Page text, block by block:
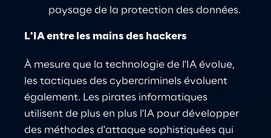
paysage de la protection des données.
L'IA entre les mains des hackers
À mesure que la technologie de l'IA évolue,
les tactiques des cybercriminels évoluent
également. Les pirates informatiques
utilisent de plus en plus l'IA pour développer
des méthodes d'attaque sophistiquées qui